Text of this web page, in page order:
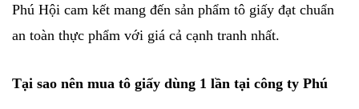
Phú Hội cam kết mang đến sản phẩm tô giấy đạt chuẩn
an toàn thực phẩm với giá cả cạnh tranh nhất.
Tại sao nên mua tô giấy dùng 1 lần tại công ty Phú